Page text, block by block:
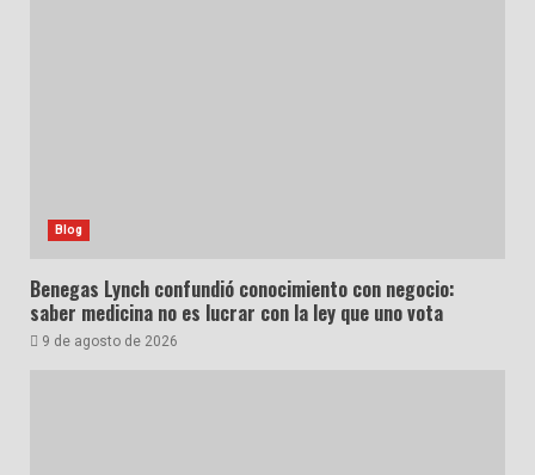
Blog
Benegas Lynch confundió conocimiento con negocio:
saber medicina no es lucrar con la ley que uno vota
9 de agosto de 2026